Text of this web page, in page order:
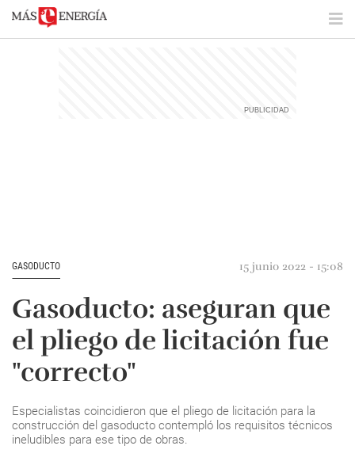
GASODUCTO 15 junio 2022 - 15:08
Gasoducto: aseguran que
el pliego de licitación fue
"correcto"
Especialistas coincidieron que el pliego de licitación para la
construcción del gasoducto contempló los requisitos técnicos
ineludibles para ese tipo de obras.